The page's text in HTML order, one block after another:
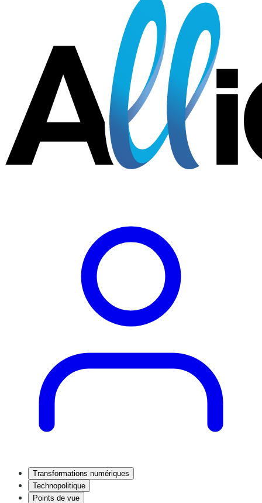
Transformations numériques
Technopolitique
Points de vue